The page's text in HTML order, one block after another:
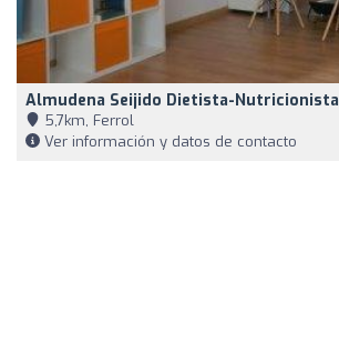
Almudena Seijido Dietista-Nutricionista
5,7km, Ferrol
Ver información y datos de contacto